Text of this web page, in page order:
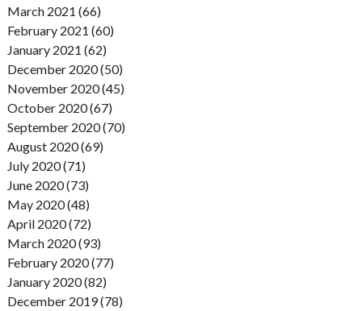
March 2021 (66)
February 2021 (60)
January 2021 (62)
December 2020 (50)
November 2020 (45)
October 2020 (67)
September 2020 (70)
August 2020 (69)
July 2020 (71)
June 2020 (73)
May 2020 (48)
April 2020 (72)
March 2020 (93)
February 2020 (77)
January 2020 (82)
December 2019 (78)